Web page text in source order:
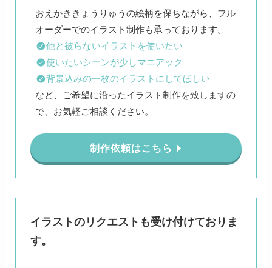
おえかききょうりゅうの絵柄を保ちながら、フル
他と被らないイラストを使いたい
使いたいシーンが少しマニアック
背景込みの一枚のイラストにしてほしい
など、ご希望に沿ったイラスト制作を致しますの
で、お気軽ご相談ください。
制作依頼はこちら
イラストのリクエストも受け付けておりま
す。